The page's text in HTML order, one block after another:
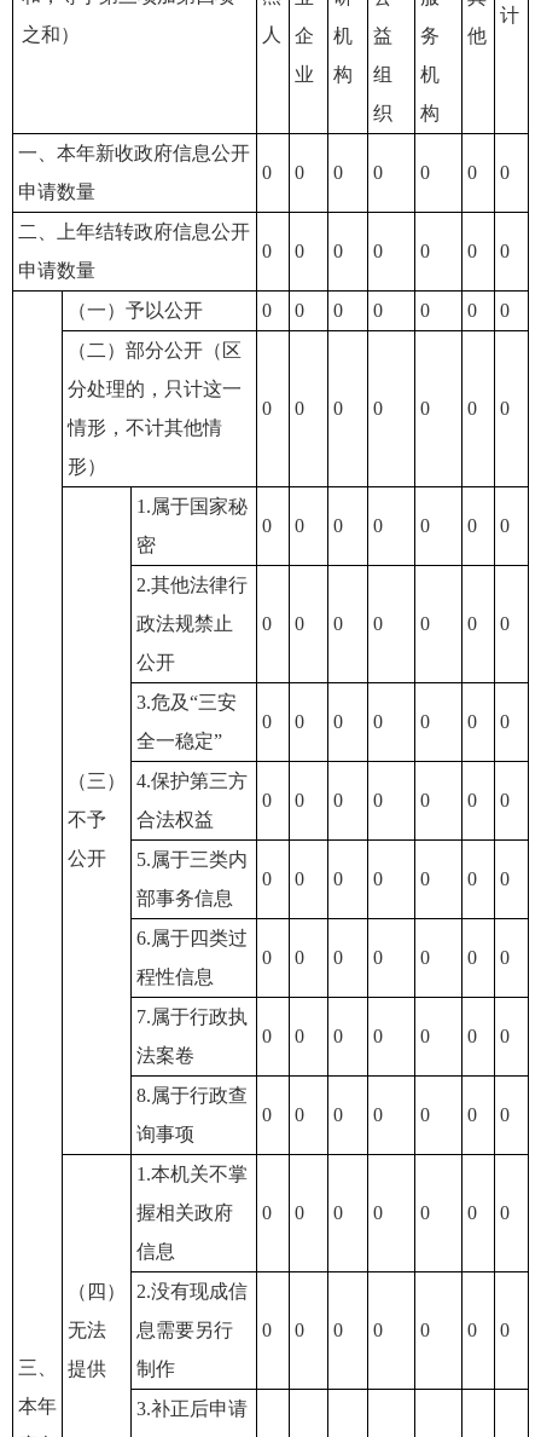
之和）
人
计
企
业
机
构
益
组
织
务
机
构
他
一、本年新收政府信息公开
申请数量
0 0 0 0 0 0 0
二、上年结转政府信息公开
申请数量
0 0 0 0 0 0 0
三、
本年
（一）予以公开 0 0 0 0 0 0
0
（二）部分公开（区
分处理的，只计这一
情形，不计其他情
形）
0 0 0 0 0 0 0
（三）
不予
公开
1.属于国家秘
密
0 0 0 0 0 0 0
2.其他法律行
政法规禁止
公开
0 0 0 0 0 0 0
3.危及“三安
全一稳定”
0 0 0 0 0 0 0
4.保护第三方
合法权益
0 0 0 0 0 0 0
5.属于三类内
部事务信息
0 0 0 0 0 0 0
6.属于四类过
程性信息
0 0 0 0 0 0 0
7.属于行政执
法案卷
0 0 0 0 0 0 0
8.属于行政查
询事项
0 0 0 0 0 0 0
（四）
无法
提供
1.本机关不掌
握相关政府
信息
0 0 0 0 0 0 0
2.没有现成信
息需要另行
制作
0 0 0 0 0 0 0
3.补正后申请